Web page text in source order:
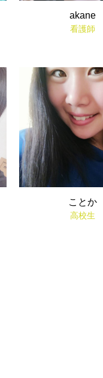
akane
看護師
ことか
高校生